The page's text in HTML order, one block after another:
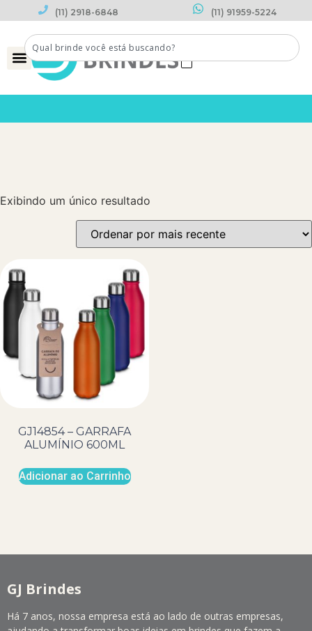
(11) 2918-6848 (11) 91959-5224
Exibindo um único resultado
GJ14854 – GARRAFA
ALUMÍNIO 600ML
Adicionar ao Carrinho
GJ Brindes
Há 7 anos, nossa empresa está ao lado de outras empresas,